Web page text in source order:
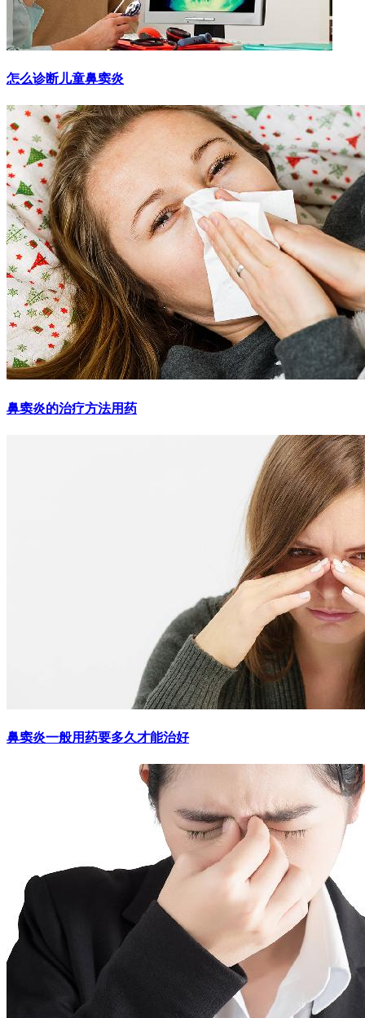
怎么诊断儿童鼻窦炎
鼻窦炎的治疗方法用药
鼻窦炎一般用药要多久才能治好